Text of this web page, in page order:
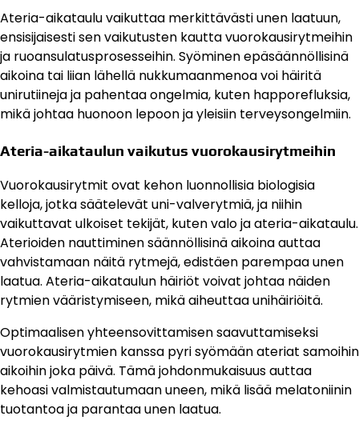
Ateria-aikataulu vaikuttaa merkittävästi unen laatuun,
ensisijaisesti sen vaikutusten kautta vuorokausirytmeihin
ja ruoansulatusprosesseihin. Syöminen epäsäännöllisinä
aikoina tai liian lähellä nukkumaanmenoa voi häiritä
unirutiineja ja pahentaa ongelmia, kuten happorefluksia,
mikä johtaa huonoon lepoon ja yleisiin terveysongelmiin.
Ateria-aikataulun vaikutus vuorokausirytmeihin
Vuorokausirytmit ovat kehon luonnollisia biologisia
kelloja, jotka säätelevät uni-valverytmiä, ja niihin
vaikuttavat ulkoiset tekijät, kuten valo ja ateria-aikataulu.
Aterioiden nauttiminen säännöllisinä aikoina auttaa
vahvistamaan näitä rytmejä, edistäen parempaa unen
laatua. Ateria-aikataulun häiriöt voivat johtaa näiden
rytmien vääristymiseen, mikä aiheuttaa unihäiriöitä.
Optimaalisen yhteensovittamisen saavuttamiseksi
vuorokausirytmien kanssa pyri syömään ateriat samoihin
aikoihin joka päivä. Tämä johdonmukaisuus auttaa
kehoasi valmistautumaan uneen, mikä lisää melatoniinin
tuotantoa ja parantaa unen laatua.